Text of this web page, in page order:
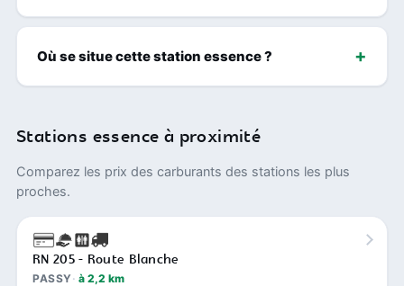
Où se situe cette station essence ?
Stations essence à proximité
Comparez les prix des carburants des stations les plus
proches.
RN 205 - Route Blanche
PASSY à 2,2 km